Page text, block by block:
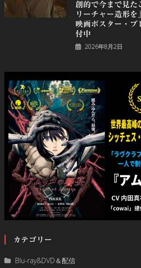
創的で今まで見た
リーチャー造形を
映画ポスター・プ
付中
2026年8月2日
カテゴリー
Blu-ray&DVD＆配信